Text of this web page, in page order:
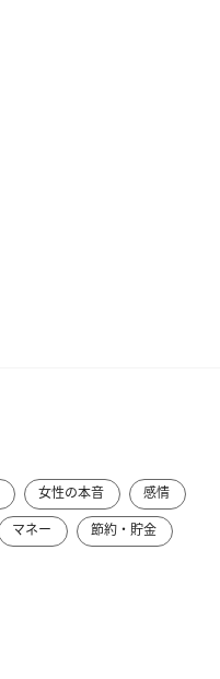
女性の本音
感情
マネー 節約・貯金